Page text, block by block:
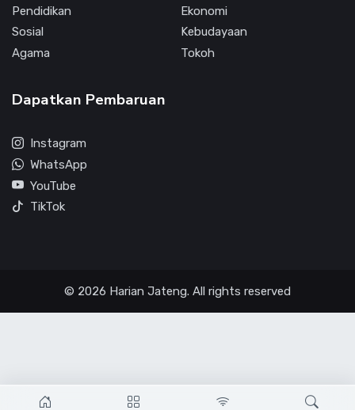
Pendidikan
Sosial
Agama
Ekonomi
Kebudayaan
Tokoh
Dapatkan Pembaruan
Instagram
WhatsApp
YouTube
TikTok
© 2026 Harian Jateng. All rights reserved